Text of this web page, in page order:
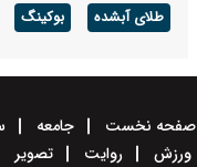
طلای آبشده بوکینگ
صفحه نخست جامعه
ورزش
روایت تصویر